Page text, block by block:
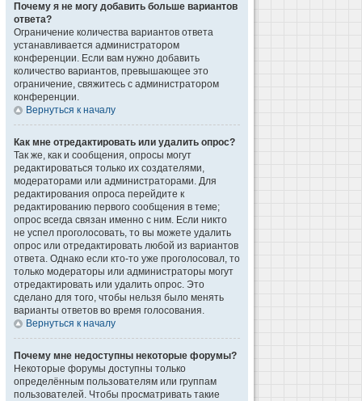
Почему я не могу добавить больше вариантов
ответа?
Ограничение количества вариантов ответа
устанавливается администратором
конференции. Если вам нужно добавить
количество вариантов, превышающее это
ограничение, свяжитесь с администратором
конференции.
Вернуться к началу
Как мне отредактировать или удалить опрос?
Так же, как и сообщения, опросы могут
редактироваться только их создателями,
модераторами или администраторами. Для
редактирования опроса перейдите к
редактированию первого сообщения в теме;
опрос всегда связан именно с ним. Если никто
не успел проголосовать, то вы можете удалить
опрос или отредактировать любой из вариантов
ответа. Однако если кто-то уже проголосовал, то
только модераторы или администраторы могут
отредактировать или удалить опрос. Это
сделано для того, чтобы нельзя было менять
варианты ответов во время голосования.
Вернуться к началу
Почему мне недоступны некоторые форумы?
Некоторые форумы доступны только
определённым пользователям или группам
пользователей. Чтобы просматривать такие